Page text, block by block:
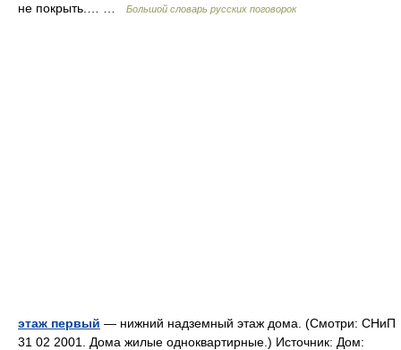
не покрыть.… …
Большой словарь русских поговорок
этаж первый — нижний надземный этаж дома. (Смотри: СНиП
31 02 2001. Дома жилые одноквартирные.) Источник: Дом: